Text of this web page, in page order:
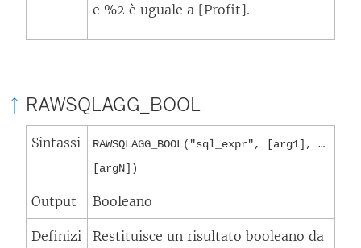
e %2 è uguale a [Profit].
RAWSQLAGG_BOOL
Sintassi
RAWSQLAGG_BOOL("sql_expr", [arg1], …
[argN])
Output Booleano
Definizi
Restituisce un risultato booleano da